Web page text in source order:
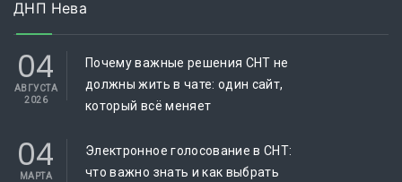
ДНП Нева
04
АВГУСТА
2026
Почему важные решения СНТ не
должны жить в чате: один сайт,
который всё меняет
04
МАРТА
Электронное голосование в СНТ:
что важно знать и как выбрать